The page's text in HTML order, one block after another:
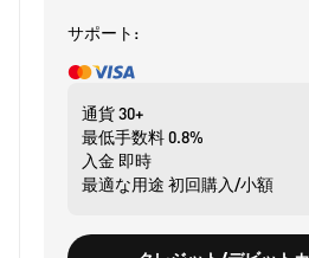
サポート:
通貨30+
最低手数料0.8%
入金 即時
最適な用途 初回購入/小額